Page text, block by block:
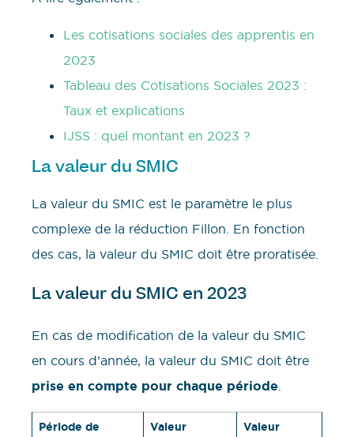
Les cotisations sociales des apprentis en
2023
Tableau des Cotisations Sociales 2023 :
Taux et explications
IJSS : quel montant en 2023 ?
La valeur du SMIC
La valeur du SMIC est le paramètre le plus
complexe de la réduction Fillon. En fonction
des cas, la valeur du SMIC doit être proratisée.
La valeur du SMIC en 2023
En cas de modification de la valeur du SMIC
en cours d’année, la valeur du SMIC doit être
prise en compte pour chaque période.
Période de
Valeur
Valeur